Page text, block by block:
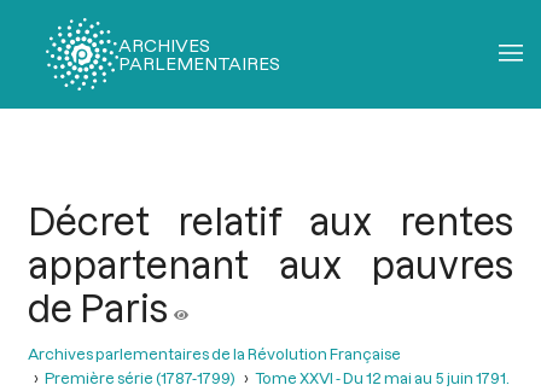
ARCHIVES
PARLEMENTAIRES
Décret relatif aux rentes
appartenant aux pauvres
de Paris
Archives parlementaires de la Révolution Française
Première série (1787-1799)
Tome XXVI - Du 12 mai au 5 juin 1791.